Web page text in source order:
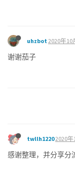
uhzbot 2020年10
谢谢茄子
twllh12202020
感谢整理，并分享分